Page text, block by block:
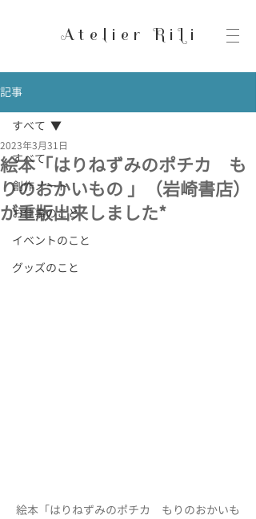
Atelier RiLi
記事
すべて
創作ノート
お仕事のこと
イベントのこと
グッズのこと
すべて
絵本「はりねずみのポチカ も
りのおかいもの 」（岩崎書店）
が重版出来しました*
2023年3月31日
絵本「はりねずみのポチカ　もりのおかいも